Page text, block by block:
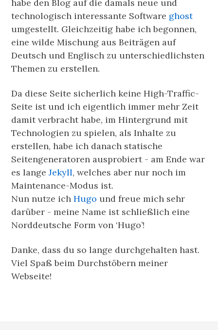
habe den Blog auf die damals neue und
technologisch interessante Software ghost
umgestellt. Gleichzeitig habe ich begonnen,
eine wilde Mischung aus Beiträgen auf
Deutsch und Englisch zu unterschiedlichsten
Themen zu erstellen.
Da diese Seite sicherlich keine High-Traffic-
Seite ist und ich eigentlich immer mehr Zeit
damit verbracht habe, im Hintergrund mit
Technologien zu spielen, als Inhalte zu
erstellen, habe ich danach statische
Seitengeneratoren ausprobiert - am Ende war
es langeJekyll, welches aber nur noch im
Maintenance-Modus ist.
Nun nutze ichHugo und freue mich sehr
darüber - meine Name ist schließlich eine
Norddeutsche Form von ‘Hugo’!
Danke, dass du so lange durchgehalten hast.
Viel Spaß beim Durchstöbern meiner
Webseite!